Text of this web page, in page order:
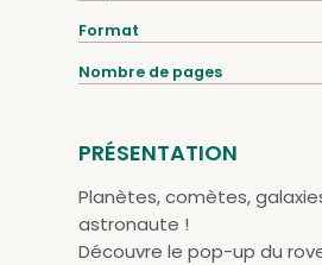
Format
Nombre de pages
PRÉSENTATION
Planètes, comètes,
astronaute !
Découvre le pop-up du